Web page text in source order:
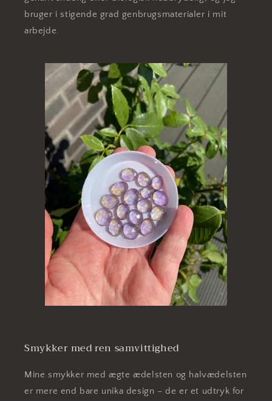
bruger i stigende grad genbrugsmaterialer i mit
arbejde.
Smykker med ren samvittighed
Mine smykker med ægte ædelsten og halvædelsten
er mere end bare unika design – de er et udtryk for